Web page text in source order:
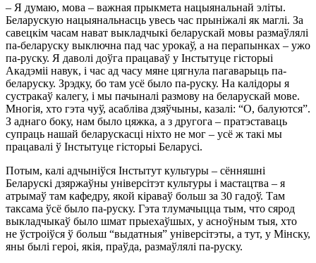
– Я думаю, мова – важная прыкмета нацыянальнай эліты.
Беларускую нацыянальнасць увесь час прыніжалі як маглі. За
савецкім часам нават выкладчыкі беларускай мовы размаўлялі
па-беларуску выключна пад час урокаў, а на перапынках – ужо
па-руску. Я даволі доўга працаваў у Інстытуце гісторыі
Акадэміі навук, і час ад часу мяне цягнула пагаварыць па-
беларуску. Зрэдку, бо там усё было па-руску. На калідоры я
сустракаў калегу, і мы пачыналі размову на беларускай мове.
Многія, хто гэта чуў, асабліва дзяўчыны, казалі: “О, балуются”.
З аднаго боку, нам было цяжка, а з другога – пратэставаць
супраць нашай беларускасці ніхто не мог – усё ж такі мы
працавалі ў Інстытуце гісторыі Беларусі.
Потым, калі адчыніўся Інстытут культуры – сённяшні
Беларускі дзяржаўны універсітэт культуры і мастацтва – я
атрымаў там кафедру, якой кіраваў больш за 30 гадоў. Там
таксама ўсё было па-руску. Гэта тлумачыцца тым, что сярод
выкладчыкаў было шмат прыехаўшых, у асноўным тыя, хто
не ўстроіўся ў больш “выдатныя” універсітэты, а тут, у Мінску,
яны былі героі, якія, праўда, размаўлялі па-руску.